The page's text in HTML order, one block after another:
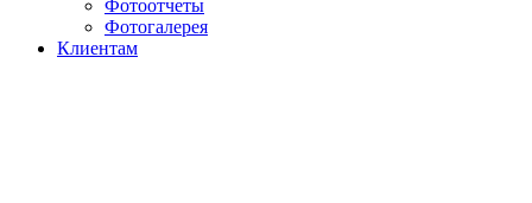
Фотоотчеты
Фотогалерея
Клиентам